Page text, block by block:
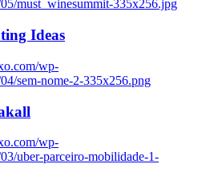
must_winesummit-335x256.jpg
Ideas
wp-
sem-nome-2-335x256.png
wp-
uber-parceiro-mobilidade-1-